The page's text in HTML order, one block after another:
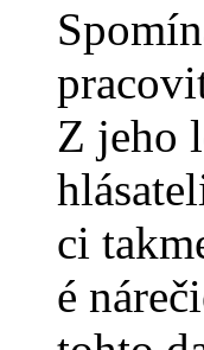
Z jeho
ci
é